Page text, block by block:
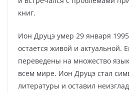
книг.
Ион Друцэ умер 29 января
остается живой и актуальной.
переведены на множество
всем мире. Ион Друцэ стал
литературы и оставил